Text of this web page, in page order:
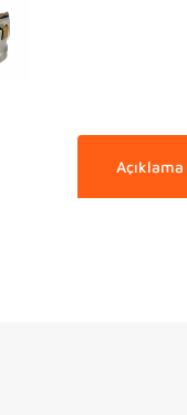
Açıklama